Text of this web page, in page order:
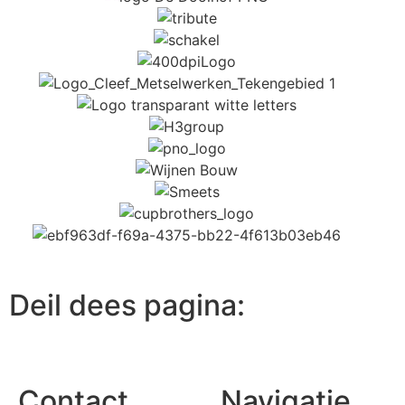
Deil dees pagina: